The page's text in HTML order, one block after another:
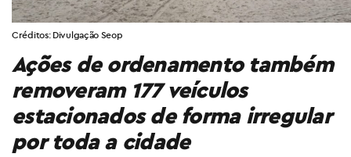
Créditos: Divulgação Seop
Ações de ordenamento também
removeram 177 veículos
estacionados de forma irregular
por toda a cidade